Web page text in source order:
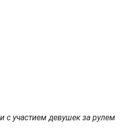
участием девушек за рулем